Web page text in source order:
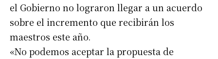
el Gobierno no lograron llegar a un acuerdo
sobre el incremento que recibirán los
maestros este año.
«No podemos aceptar la propuesta de